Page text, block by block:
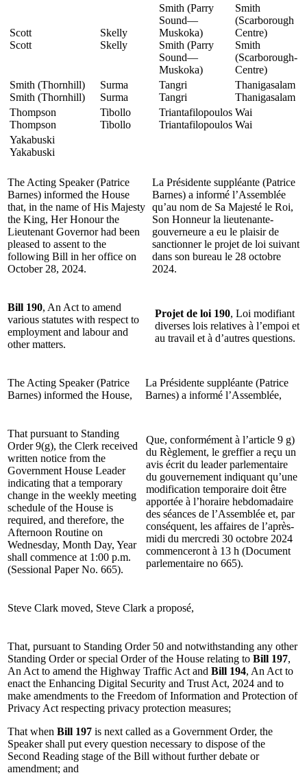
Scott
Scott
Skelly
Skelly
Smith (Parry
Sound—
Muskoka)
Smith (Parry
Sound—
Muskoka)
Smith
(Scarborough
Centre)
Smith
(Scarborough-
Centre)
Smith (Thornhill)
Smith (Thornhill)
Surma
Surma
Tangri
Tangri
Thanigasalam
Thanigasalam
Thompson
Thompson
Tibollo
Tibollo
Triantafilopoulos
Triantafilopoulos
Wai
Wai
Yakabuski
Yakabuski
The Acting Speaker (Patrice
Barnes) informed the House
that, in the name of His Majesty
the King, Her Honour the
Lieutenant Governor had been
pleased to assent to the
following Bill in her office on
October 28, 2024.
La Présidente suppléante (Patrice
Barnes) a informé l’Assemblée
qu’au nom de Sa Majesté le Roi,
Son Honneur la lieutenante-
gouverneure a eu le plaisir de
sanctionner le projet de loi suivant
dans son bureau le 28 octobre
2024.
Bill 190, An Act to amend
various statutes with respect to
employment and labour and
other matters.
Projet de loi 190, Loi modifiant
diverses lois relatives à l’empoi et
au travail et à d’autres questions.
The Acting Speaker (Patrice
Barnes) informed the House,
La Présidente suppléante (Patrice
Barnes) a informé l’Assemblée,
That pursuant to Standing
Order 9(g), the Clerk received
written notice from the
Government House Leader
indicating that a temporary
change in the weekly meeting
schedule of the House is
required, and therefore, the
Afternoon Routine on
Wednesday, Month Day, Year
shall commence at 1:00 p.m.
(Sessional Paper No. 665).
Que, conformément à l’article 9 g)
du Règlement, le greffier a reçu un
avis écrit du leader parlementaire
du gouvernement indiquant qu’une
modification temporaire doit être
apportée à l’horaire hebdomadaire
des séances de l’Assemblée et, par
conséquent, les affaires de l’après-
midi du mercredi 30 octobre 2024
commenceront à 13 h (Document
parlementaire no 665).
Steve Clark moved, Steve Clark a proposé,
That, pursuant to Standing Order 50 and notwithstanding any other
Standing Order or special Order of the House relating to Bill 197,
An Act to amend the Highway Traffic Act and Bill 194, An Act to
enact the Enhancing Digital Security and Trust Act, 2024 and to
make amendments to the Freedom of Information and Protection of
Privacy Act respecting privacy protection measures;
That when Bill 197 is next called as a Government Order, the
Speaker shall put every question necessary to dispose of the
Second Reading stage of the Bill without further debate or
amendment; and